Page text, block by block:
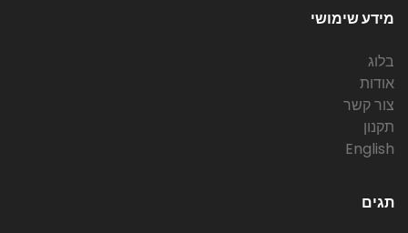
מידע שימושי
בלוג
אודות
צור קשר
תקנון
English
תגים